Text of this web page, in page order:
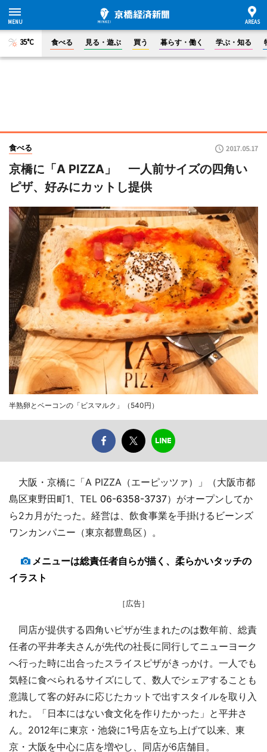
35°C 食べる 見る・遊ぶ 買う 暮らす・働く 学ぶ・知る
食べる 2017.05.17
京橋に「A PIZZA」 一人前サイズの四角い
ピザ、好みにカットし提供
半熟卵とベーコンの「ビスマルク」（540円）
大阪・京橋に「A PIZZA（エーピッツァ）」（大阪市都
島区東野田町1、TEL 06-6358-3737）がオープンしてか
ら2カ月がたった。経営は、飲食事業を手掛けるビーンズ
ワンカンパニー（東京都豊島区）。
メニューは総責任者自らが描く、柔らかいタッチの
イラスト
［広告］
同店が提供する四角いピザが生まれたのは数年前、総責
任者の平井孝夫さんが先代の社長に同行してニューヨーク
へ行った時に出合ったスライスピザがきっかけ。一人でも
気軽に食べられるサイズにして、数人でシェアすることも
意識して客の好みに応じたカットで出すスタイルを取り入
れた。「日本にはない食文化を作りたかった」と平井さ
ん。2012年に東京・池袋に1号店を立ち上げて以来、東
京・大阪を中心に店を増やし、同店が6店舗目。